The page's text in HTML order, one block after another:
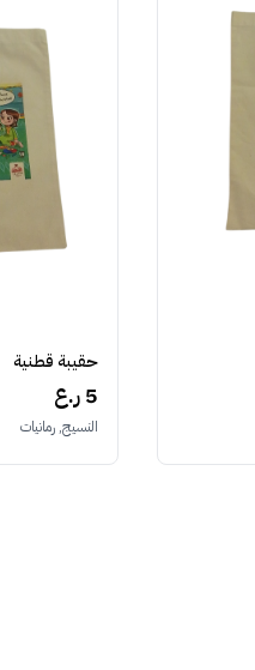
حقيبة قطنية
5 ر.ع
النسيج, رمانيات